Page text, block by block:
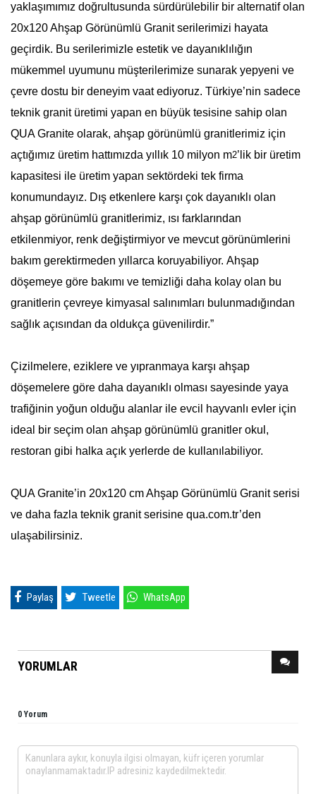
yaklaşımımız doğrultusunda sürdürülebilir bir alternatif olan
20x120 Ahşap Görünümlü Granit serilerimizi hayata
geçirdik. Bu serilerimizle estetik ve dayanıklılığın
mükemmel uyumunu müşterilerimize sunarak yepyeni ve
çevre dostu bir deneyim vaat ediyoruz. Türkiye’nin sadece
teknik granit üretimi yapan en büyük tesisine sahip olan
QUA Granite olarak, ahşap görünümlü granitlerimiz için
açtığımız üretim hattımızda yıllık 10 milyon m2’lik bir üretim
kapasitesi ile üretim yapan sektördeki tek firma
konumundayız. Dış etkenlere karşı çok dayanıklı olan
ahşap görünümlü granitlerimiz, ısı farklarından
etkilenmiyor, renk değiştirmiyor ve mevcut görünümlerini
bakım gerektirmeden yıllarca koruyabiliyor. Ahşap
döşemeye göre bakımı ve temizliği daha kolay olan bu
granitlerin çevreye kimyasal salınımları bulunmadığından
sağlık açısından da oldukça güvenilirdir.”
Çizilmelere, eziklere ve yıpranmaya karşı ahşap
döşemelere göre daha dayanıklı olması sayesinde yaya
trafiğinin yoğun olduğu alanlar ile evcil hayvanlı evler için
ideal bir seçim olan ahşap görünümlü granitler okul,
restoran gibi halka açık yerlerde de kullanılabiliyor.
QUA Granite’in 20x120 cm Ahşap Görünümlü Granit serisi
ve daha fazla teknik granit serisine qua.com.tr’den
ulaşabilirsiniz.
Paylaş Tweetle WhatsApp
YORUMLAR
0 Yorum